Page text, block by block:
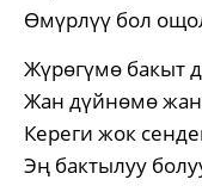
Өмүрлүү бол
Жүрөгүмө бакыт
Жан дүйнөмө
Кереги жок
Эң бактылуу